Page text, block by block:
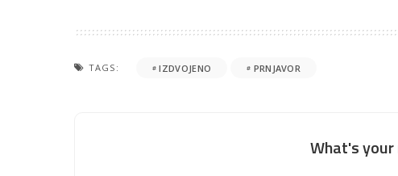
TAGS: IZDVOJENO PRNJAVOR
What's